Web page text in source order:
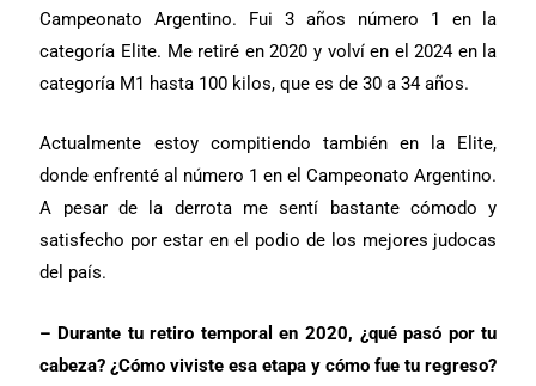
Campeonato Argentino. Fui 3 años número 1 en la
categoría Elite. Me retiré en 2020 y volví en el 2024 en la
categoría M1 hasta 100 kilos, que es de 30 a 34 años.
Actualmente estoy compitiendo también en la Elite,
donde enfrenté al número 1 en el Campeonato Argentino.
A pesar de la derrota me sentí bastante cómodo y
satisfecho por estar en el podio de los mejores judocas
del país.
– Durante tu retiro temporal en 2020, ¿qué pasó por tu
cabeza? ¿Cómo viviste esa etapa y cómo fue tu regreso?